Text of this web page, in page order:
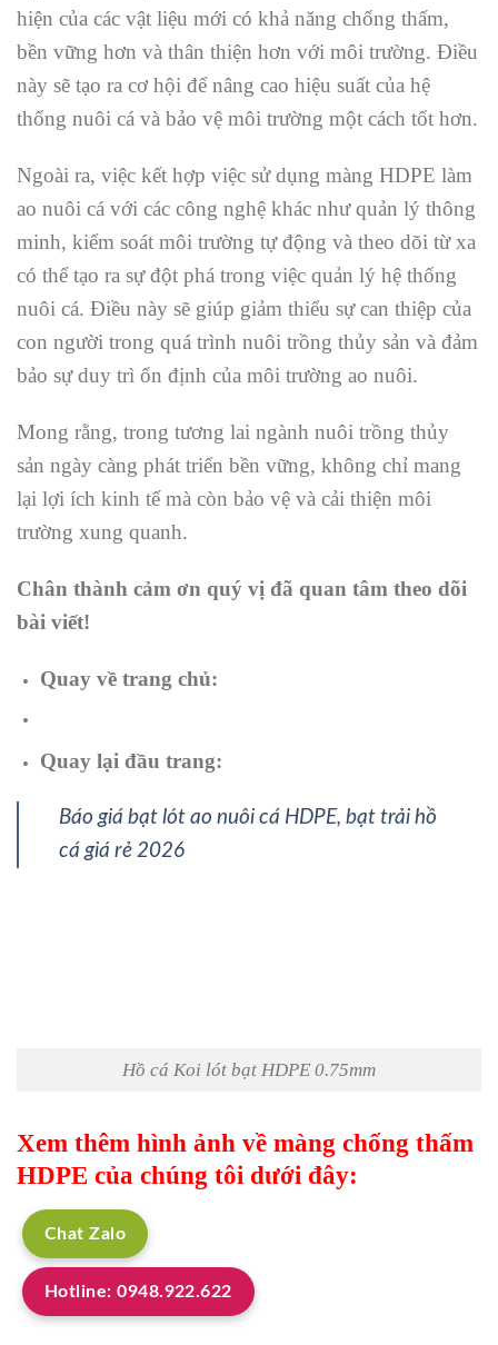
hiện của các vật liệu mới có khả năng chống thấm,
bền vững hơn và thân thiện hơn với môi trường. Điều
này sẽ tạo ra cơ hội để nâng cao hiệu suất của hệ
thống nuôi cá và bảo vệ môi trường một cách tốt hơn.
Ngoài ra, việc kết hợp việc sử dụng màng HDPE làm
ao nuôi cá với các công nghệ khác như quản lý thông
minh, kiểm soát môi trường tự động và theo dõi từ xa
có thể tạo ra sự đột phá trong việc quản lý hệ thống
nuôi cá. Điều này sẽ giúp giảm thiểu sự can thiệp của
con người trong quá trình nuôi trồng thủy sản và đảm
bảo sự duy trì ổn định của môi trường ao nuôi.
Mong rằng, trong tương lai ngành nuôi trồng thủy
sản ngày càng phát triển bền vững, không chỉ mang
lại lợi ích kinh tế mà còn bảo vệ và cải thiện môi
trường xung quanh.
Chân thành cảm ơn quý vị đã quan tâm theo dõi
bài viết!
Quay về trang chủ:
Quay lại đầu trang:
Báo giá bạt lót ao nuôi cá HDPE, bạt trải hồ
cá giá rẻ 2026
Hồ cá Koi lót bạt HDPE 0.75mm
Xem thêm hình ảnh về màng chống thấm
HDPE của chúng tôi dưới đây:
Chat Zalo
Hotline: 0948.922.622